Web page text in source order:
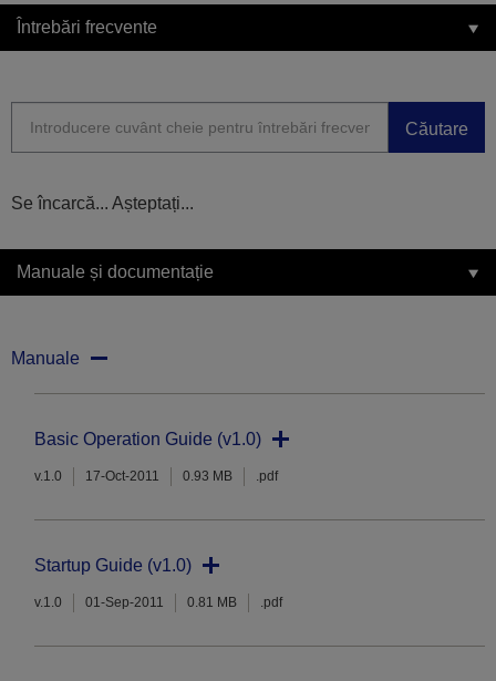
Întrebări frecvente
Căutare
Se încarcă... Așteptați...
Manuale și documentație
Manuale
Basic Operation Guide (v1.0)
v.1.0 17-Oct-2011 0.93 MB .pdf
Startup Guide (v1.0)
v.1.0 01-Sep-2011 0.81 MB .pdf